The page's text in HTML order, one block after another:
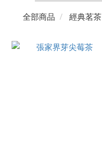
全部商品 經典茗茶